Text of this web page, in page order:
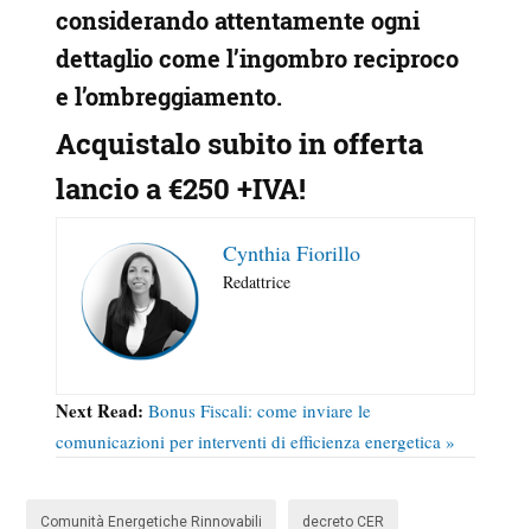
considerando attentamente ogni
dettaglio come l’ingombro reciproco
e l’ombreggiamento.
Acquistalo subito in offerta
lancio a €250 +IVA!
Cynthia Fiorillo
Redattrice
Next Read: Bonus Fiscali: come inviare le
comunicazioni per interventi di efficienza energetica »
Comunità Energetiche Rinnovabili decreto CER